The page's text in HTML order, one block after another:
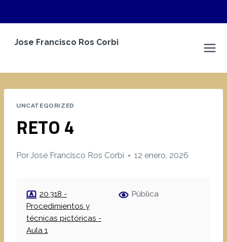
Jose Francisco Ros Corbi
UNCATEGORIZED
RETO 4
PorJose Francisco Ros Corbi 12 enero, 2026
20.318 -
Procedimientos y
técnicas pictóricas -
Aula 1
Pública